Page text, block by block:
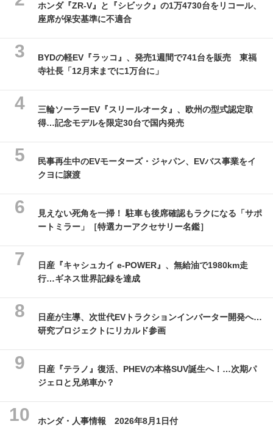
ホンダ『ZR-V』と『シビック』の1万4730台をリコール、
座席が保安基準に不適合
BYDの軽EV『ラッコ』、発売1週間で741台を販売 東福
寺社長「12月末までに1万台に」
三輪ソーラーEV『スリールオータ』、欧州の型式認定取
得…記念モデルを限定30台で国内発売
民事再生中のEVモーターズ・ジャパン、EVバス事業をイ
クヨに譲渡
見えない死角を一掃！ 駐車も後席確認もラクになる「サポ
ートミラー」［特選カーアクセサリー名鑑］
日産『キャシュカイ e-POWER』、無給油で1980km走
行…ギネス世界記録を達成
日産が主導、次世代EVトラクションインバーター開発へ…
研究プロジェクトにリカルド参画
日産『テラノ』復活、PHEVの本格SUV誕生へ！…次期パ
ジェロと兄弟車か？
ホンダ・人事情報 2026年8月1日付